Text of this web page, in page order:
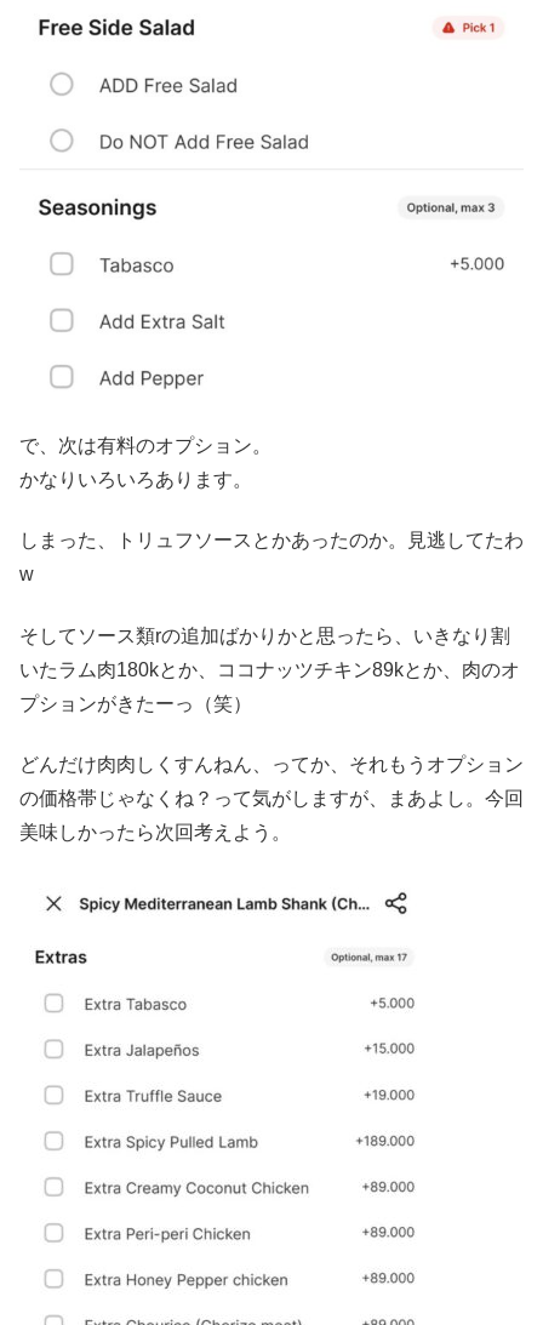
で、次は有料のオプション。
かなりいろいろあります。
しまった、トリュフソースとかあったのか。見逃してたわ
w
そしてソース類rの追加ばかりかと思ったら、いきなり割
いたラム肉180kとか、ココナッツチキン89kとか、肉のオ
プションがきたーっ（笑）
どんだけ肉肉しくすんねん、ってか、それもうオプション
の価格帯じゃなくね？って気がしますが、まあよし。今回
美味しかったら次回考えよう。